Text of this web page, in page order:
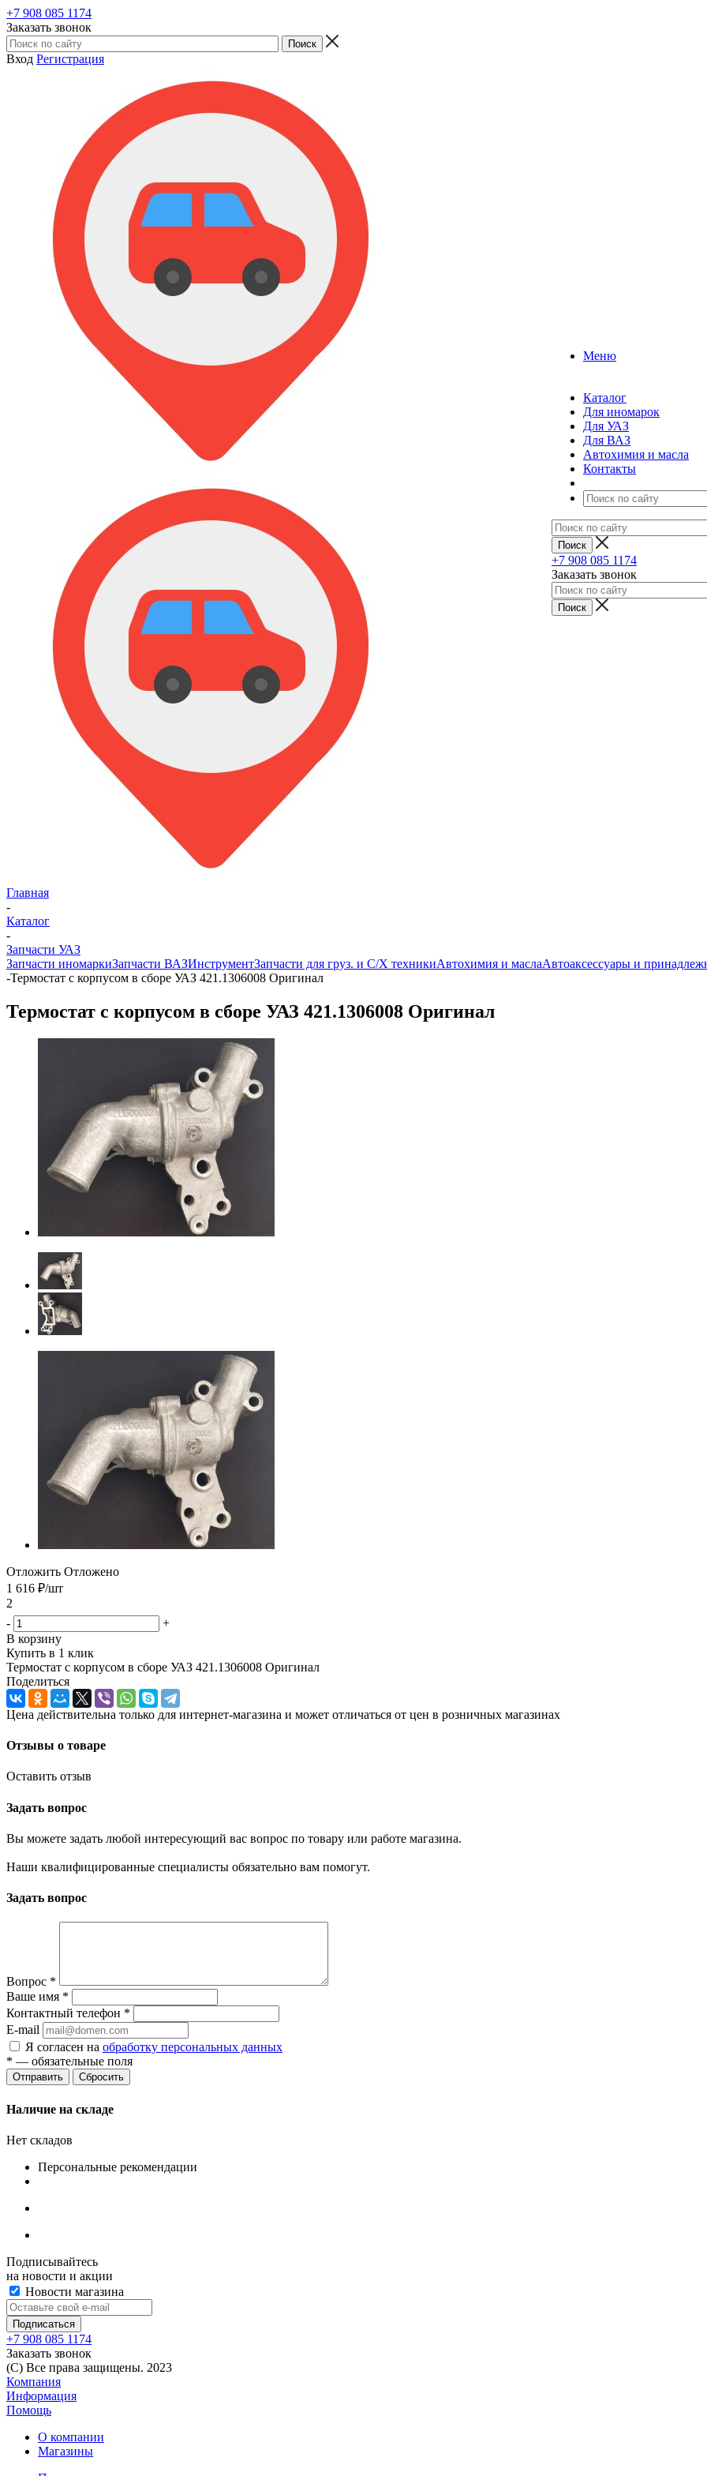
+7 908 085 1174
Заказать звонок
Вход Регистрация
Меню
Каталог
Для иномарок
Для УАЗ
Для ВАЗ
Автохимия и масла
Контакты
+7 908 085 1174
Заказать звонок
Главная
-
Каталог
-
Запчасти УАЗ
Запчасти иномаркиЗапчасти ВАЗИнструментЗапчасти для груз. и С/Х техникиАвтохимия и маслаАвтоаксессуары и
-Термостат с корпусом в сборе УАЗ 421.1306008 Оригинал
Термостат с корпусом в сборе УАЗ 421.1306008 Оригинал
Отложить Отложено
1 616 ₽/шт
2
-
+
В корзину
Купить в 1 клик
Термостат с корпусом в сборе УАЗ 421.1306008 Оригинал
Поделиться
Цена действительна только для интернет-магазина и может отличаться от цен в розничных магазинах
Отзывы о товаре
Оставить отзыв
Задать вопрос
Вы можете задать любой интересующий вас вопрос по товару или работе магазина.
Наши квалифицированные специалисты обязательно вам помогут.
Задать вопрос
Вопрос *
Ваше имя *
Контактный телефон *
E-mail
Я согласен на обработку персональных данных
* — обязательные поля
Сбросить
Наличие на складе
Нет складов
Персональные рекомендации
Подписывайтесь
на новости и акции
Новости магазина
+7 908 085 1174
Заказать звонок
(C) Все права защищены. 2023
Компания
Информация
Помощь
О компании
Магазины